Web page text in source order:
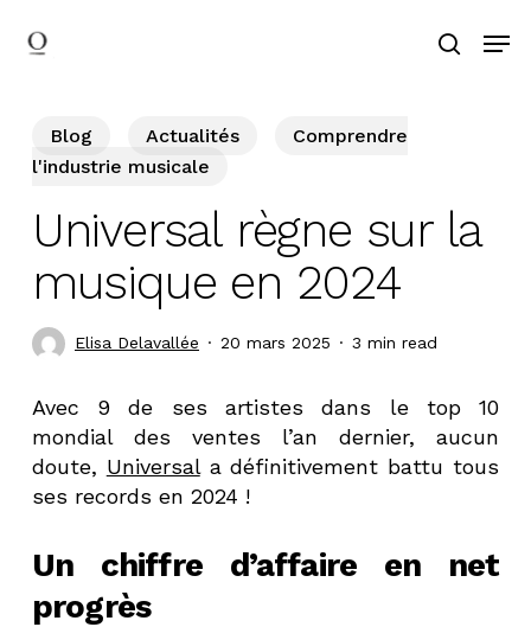
search
Blog Actualités
Comprendre
l'industrie musicale
Universal règne sur la
musique en 2024
Elisa Delavallée 20 mars 2025 3 min read
Avec 9 de ses artistes dans le top 10
mondial des ventes l’an dernier, aucun
doute, Universala définitivement battu tous
ses records en 2024 !
Un chiffre d’affaire en net
progrès